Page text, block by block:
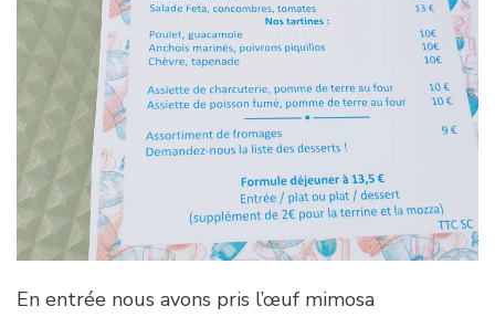
En entrée nous avons pris l’œuf mimosa